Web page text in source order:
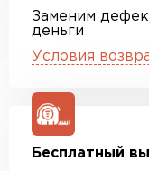
Заменим
деньги
Условия
Бесплатный